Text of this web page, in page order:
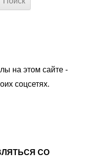
на этом сайте -
соцсетях.
СО